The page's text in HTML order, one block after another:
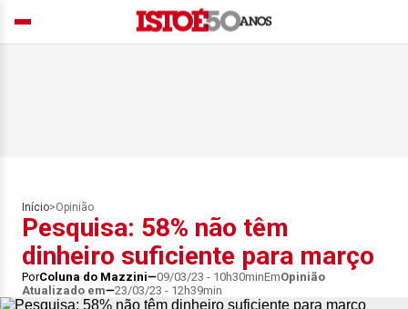
Início>Opinião
Pesquisa: 58% não têm
dinheiro suficiente para março
PorColuna do Mazzini 09/03/23 - 10h30minEmOpinião
Atualizado em
23/03/23 - 12h39min